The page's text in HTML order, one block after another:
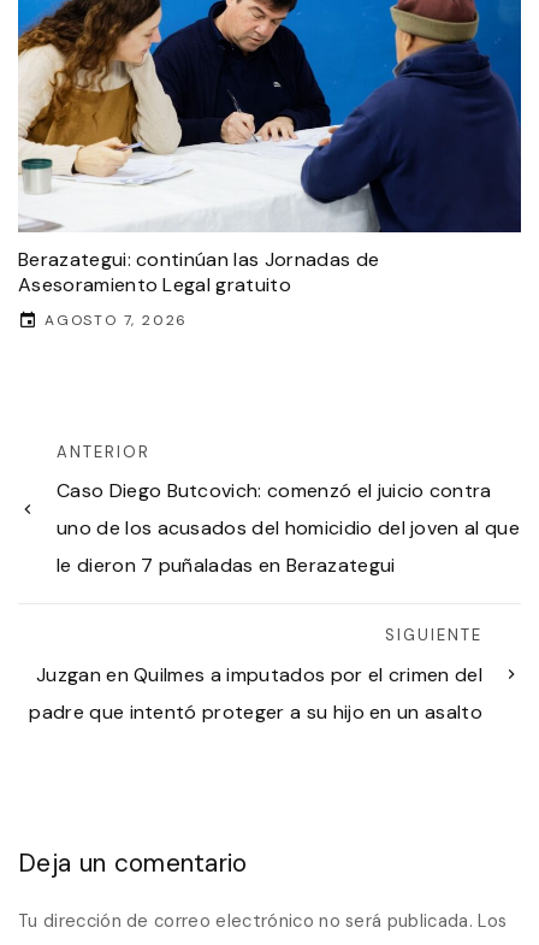
Berazategui: continúan las Jornadas de
Asesoramiento Legal gratuito
AGOSTO 7, 2026
ANTERIOR
Caso Diego Butcovich: comenzó el juicio contra
uno de los acusados del homicidio del joven al que
le dieron 7 puñaladas en Berazategui
SIGUIENTE
Juzgan en Quilmes a imputados por el crimen del
padre que intentó proteger a su hijo en un asalto
Deja un comentario
Tu dirección de correo electrónico no será publicada. Los